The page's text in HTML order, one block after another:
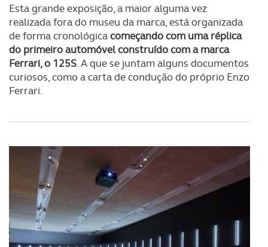
Esta grande exposição, a maior alguma vez
realizada fora do museu da marca, está organizada
de forma cronológicacomeçando com uma réplica
do primeiro automóvel construído com a marca
Ferrari, o 125S. A que se juntam alguns documentos
curiosos, como a carta de condução do próprio Enzo
Ferrari.